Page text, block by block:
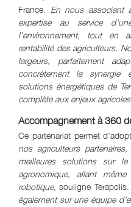
France. En nous associant
expertise au service
l’environnement, tout en
rentabilité des agriculteurs.
largeurs, parfaitement
concrètement la
solutions énergétiques de
complète aux enjeux
Accompagnement à 360
Ce partenariat permet
nos agriculteurs
meilleures solutions sur
agronomique, allant
robotique, souligne Terapolis.
également sur une équipe